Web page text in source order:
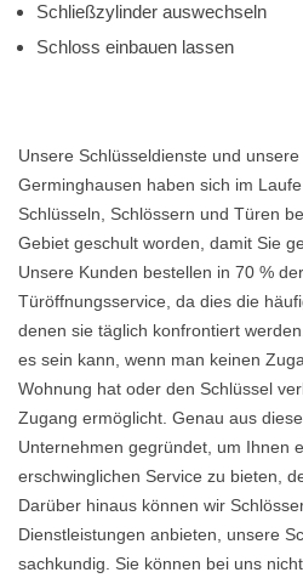
Schließzylinder auswechseln
Schloss einbauen lassen
Unsere Schlüsseldienste und
Germinghausen haben sich im
Schlüsseln, Schlössern und Türen
Gebiet geschult worden, damit Sie
Unsere Kunden bestellen in 70 %
Türöffnungsservice, da dies die
denen sie täglich konfrontiert
es sein kann, wenn man keinen
Wohnung hat oder den Schlüssel
Zugang ermöglicht. Genau aus
Unternehmen gegründet, um Ihnen
erschwinglichen Service zu bieten,
Darüber hinaus können wir
Dienstleistungen anbieten, unsere
sachkundig. Sie können bei uns